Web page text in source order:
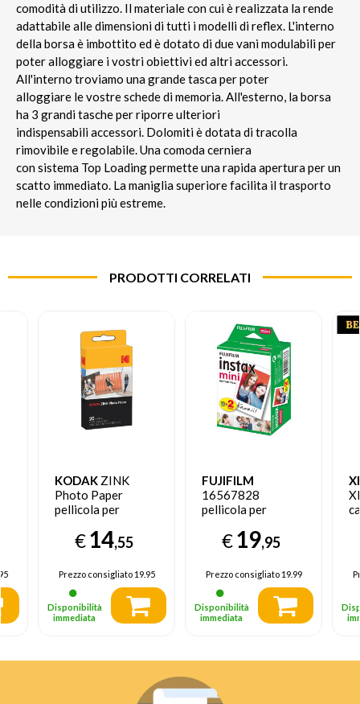
comodità di utilizzo. Il materiale con cui è realizzata la rende
adattabile alle dimensioni di tutti i modelli di reflex. L'interno
della borsa è imbottito ed è dotato di due vani modulabili per
poter alloggiare i vostri obiettivi ed altri accessori.
All'interno troviamo una grande tasca per poter
alloggiare le vostre schede di memoria. All'esterno, la borsa
ha 3 grandi tasche per riporre ulteriori
indispensabili accessori. Dolomiti è dotata di tracolla
rimovibile e regolabile. Una comoda cerniera
con sistema Top Loading permette una rapida apertura per un
scatto immediato. La maniglia superiore facilita il trasporto
nelle condizioni più estreme.
PRODOTTI CORRELATI
KODAK ZINK
Photo Paper
pellicola per
50 x 76 mm
€14,55
Prezzo consigliato19.95
Disponibilità
immediata
FUJIFILM
16567828
pellicola per
6.2 cm x 4.6 cm
€19,95
Prezzo consigliato19.99
Disponibilità
immediata